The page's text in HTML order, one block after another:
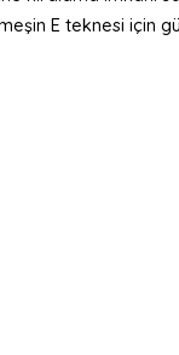
E teknesi için